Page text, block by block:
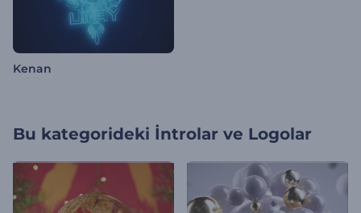
Kenan
Bu kategorideki İntrolar ve Logolar